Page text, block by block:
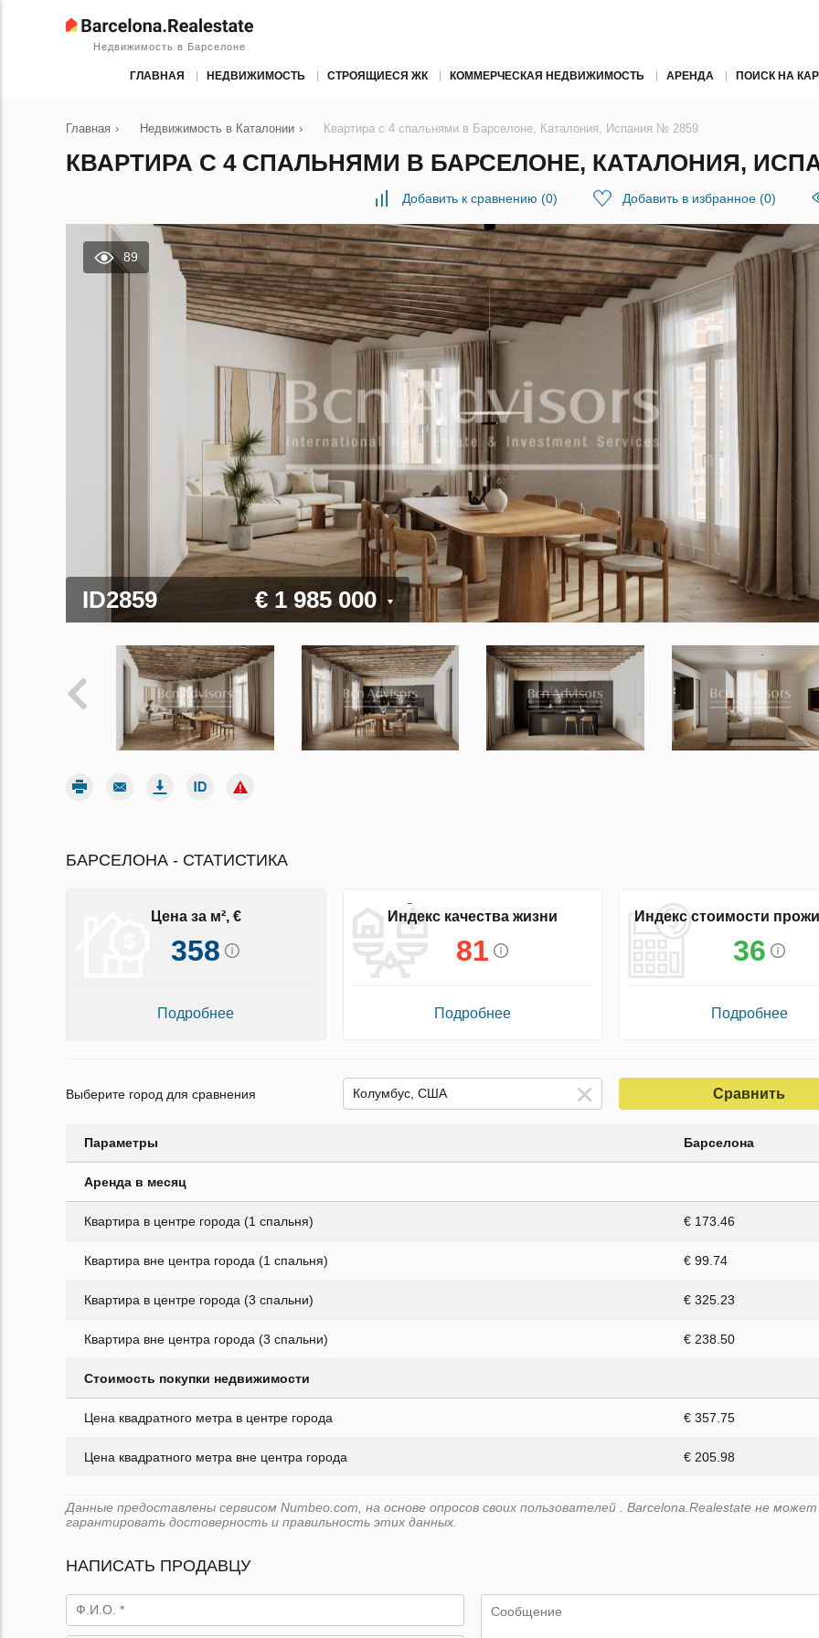
Недвижимость в Барселоне
ГЛАВНАЯ НЕДВИЖИМОСТЬ СТРОЯЩИЕСЯ ЖК КОММЕРЧЕСКАЯ НЕДВИЖИМОСТЬ АРЕНДА ПОИСК НА
Главная › Недвижимость в Каталонии › Квартира с 4 спальнями в Барселоне, Каталония, Испания № 2859
КВАРТИРА С 4 СПАЛЬНЯМИ В БАРСЕЛОНЕ, КАТАЛОНИЯ,
Добавить к сравнению (0) Добавить в избранное (0)
89
ID2859 € 1 985 000
БАРСЕЛОНА - СТАТИСТИКА
Цена за м², €
358
Подробнее
Индекс качества жизни
81
Подробнее
Индекс стоимости
36
Подробнее
Выберите город для сравнения Сравнить
Параметры Барселона
Аренда в месяц
Квартира в центре города (1 спальня) € 173.46
Квартира вне центра города (1 спальня) € 99.74
Квартира в центре города (3 спальни) € 325.23
Квартира вне центра города (3 спальни) € 238.50
Стоимость покупки недвижимости
Цена квадратного метра в центре города € 357.75
Цена квадратного метра вне центра города € 205.98
Данные предоставлены сервисом Numbeo.com, на основе опросов своих пользователей . Barcelona.Realestate не может
гарантировать достоверность и правильность этих данных.
НАПИСАТЬ ПРОДАВЦУ